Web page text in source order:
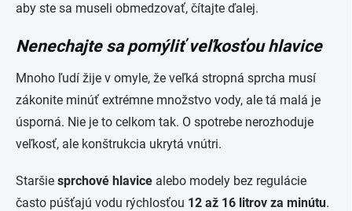
aby ste sa museli obmedzovať, čítajte ďalej.
Nenechajte sa pomýliť veľkosťou hlavice
Mnoho ľudí žije v omyle, že veľká stropná sprcha musí
zákonite minúť extrémne množstvo vody, ale tá malá je
úsporná. Nie je to celkom tak. O spotrebe nerozhoduje
veľkosť, ale konštrukcia ukrytá vnútri.
Staršie sprchové hlavice alebo modely bez regulácie
často púšťajú vodu rýchlosťou 12 až 16 litrov za minútu.